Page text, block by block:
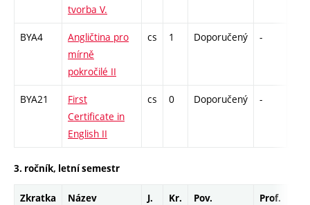
tvorba V.
BYA4
Angličtina pro
mírně
pokročilé II
cs 1 Doporučený -
BYA21
First
Certificate in
English II
cs 0 Doporučený -
3. ročník, letní semestr
Zkratka Název J. Kr. Pov. Prof.